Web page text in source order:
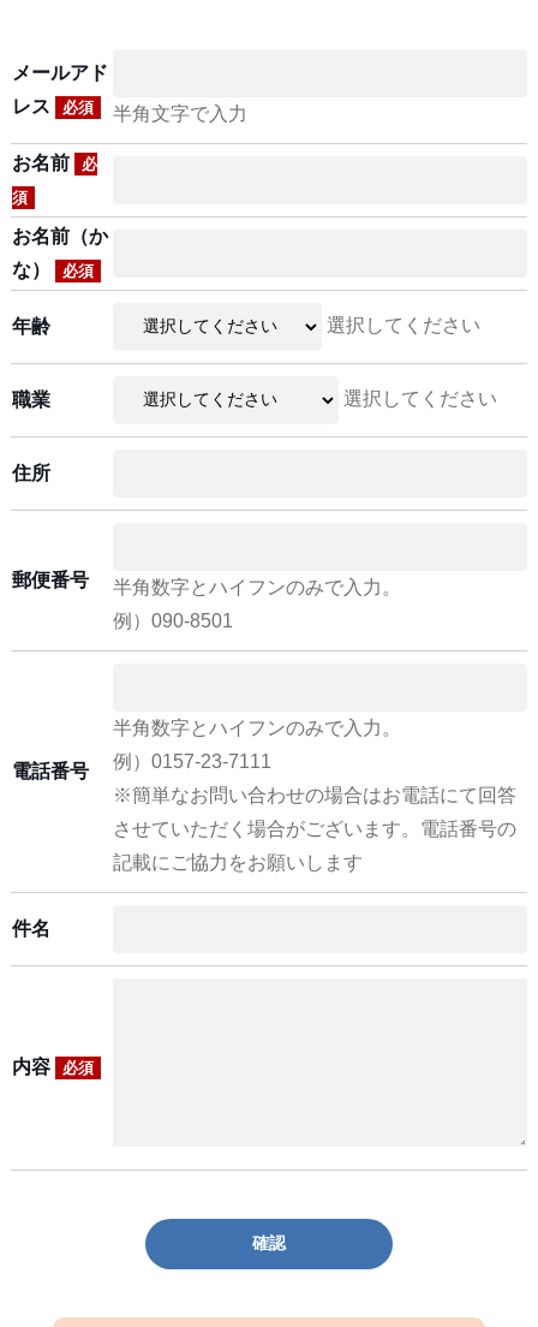
メールアド
レス
必須 半角文字で入力
お名前
必
須
お名前（か
な）
必須
年齢 選択してください
職業 選択してください
住所
郵便番号
半角数字とハイフンのみで入力。
例）090-8501
電話番号
半角数字とハイフンのみで入力。
例）0157-23-7111
※簡単なお問い合わせの場合はお電話にて回答
させていただく場合がございます。電話番号の
記載にご協力をお願いします
件名
内容 必須
確認